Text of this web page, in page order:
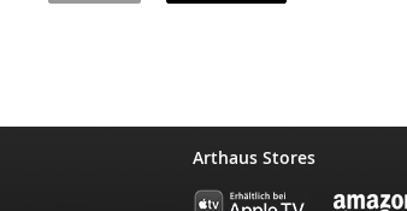
Arthaus Stores